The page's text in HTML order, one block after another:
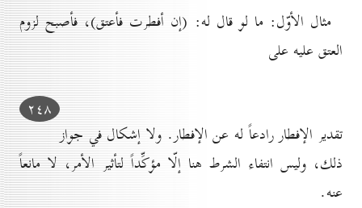
مثال الأوّل: ما لو قال له: (إن أفطرت فأعتق)، فأصبح لزوم
العتق عليه على
۲٤۸
تقدير الإفطار رادعاً له عن الإفطار. ولا إشكال في جواز
ذلك، وليس انتفاء الشرط هنا إلّا مؤكِّداً لتأثير الأمر، لا مانعاً
عنه.